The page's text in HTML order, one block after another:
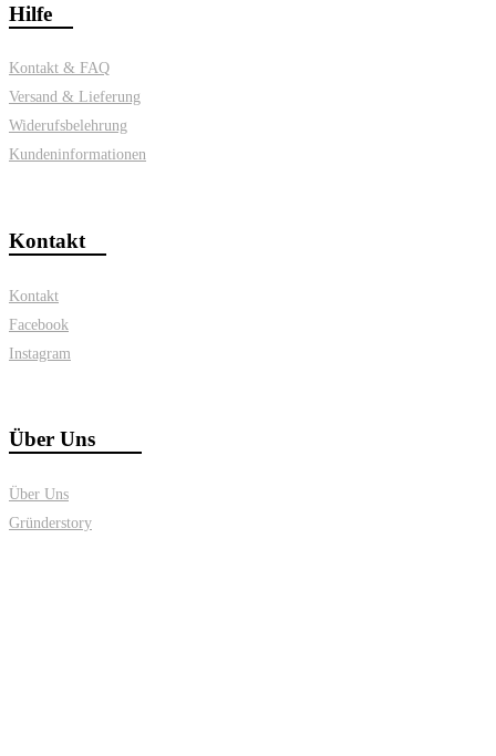
Hilfe
Kontakt & FAQ
Versand & Lieferung
Widerufsbelehrung
Kundeninformationen
Kontakt
Kontakt
Facebook
Instagram
Über Uns
Über Uns
Gründerstory